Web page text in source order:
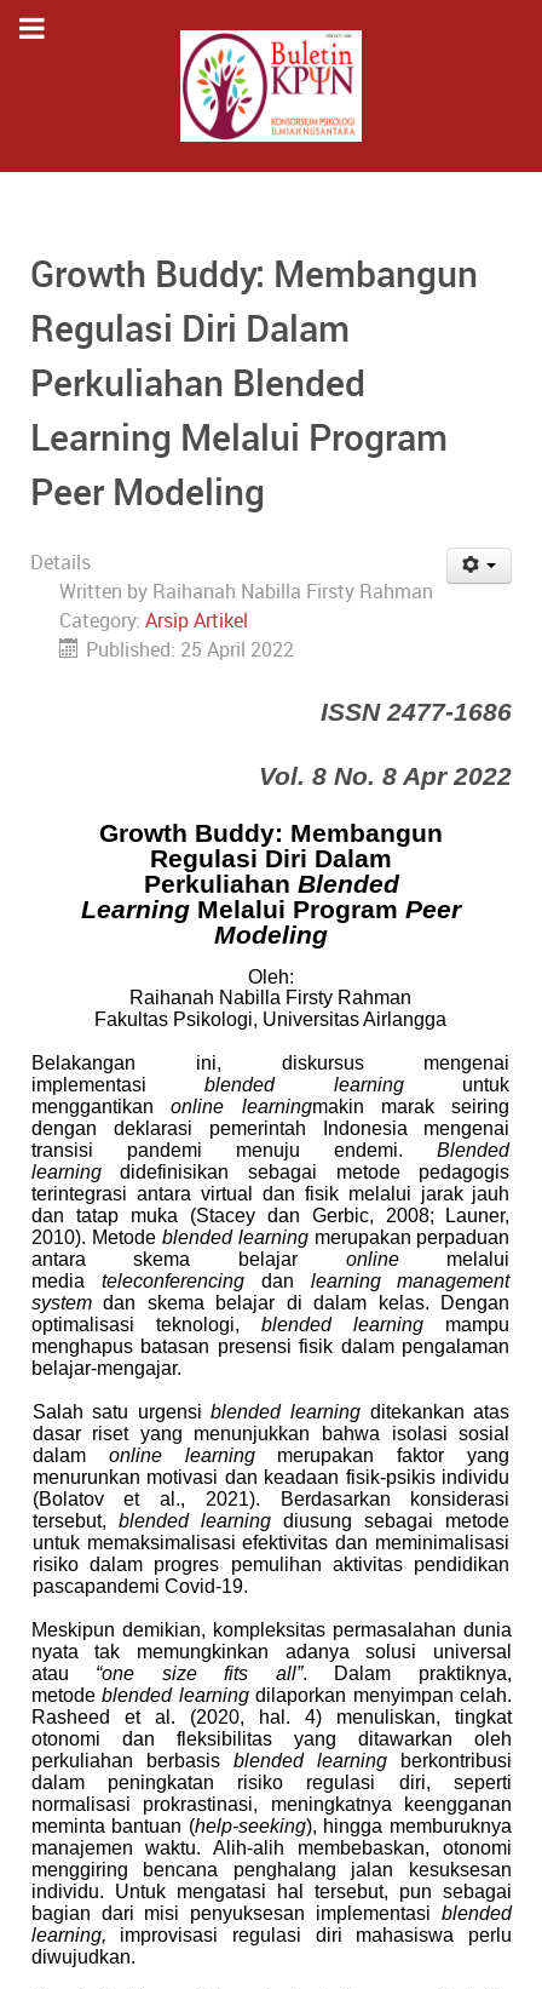
Growth Buddy: Membangun
Regulasi Diri Dalam
Perkuliahan Blended
Learning Melalui Program
Peer Modeling
Details
Written by Raihanah Nabilla Firsty Rahman
Category: Arsip Artikel
Published: 25 April 2022
ISSN 2477-1686
Vol. 8 No. 8 Apr 2022
Growth Buddy: Membangun
Regulasi Diri Dalam
Perkuliahan Blended
Learning Melalui ProgramPeer
Modeling
Oleh:
Raihanah Nabilla Firsty Rahman
Fakultas Psikologi, Universitas Airlangga
Belakangan ini, diskursus mengenai
implementasiblended learning untuk
menggantikanonline learningmakin marak seiring
dengan deklarasi pemerintah Indonesia mengenai
transisi pandemi menuju endemi.Blended
learningdidefinisikan sebagai metode pedagogis
terintegrasi antara virtual dan fisik melalui jarak jauh
dan tatap muka (Stacey dan Gerbic, 2008; Launer,
2010). Metode blended learning merupakan perpaduan
antara skema belajar online melalui
media teleconferencing dan learning management
systemdan skema belajar di dalam kelas. Dengan
optimalisasi teknologi,blended learning mampu
menghapus batasan presensi fisik dalam pengalaman
belajar-mengajar.
Salah satu urgensiblended learning ditekankan atas
dasar riset yang menunjukkan bahwa isolasi sosial
dalam online learning merupakan faktor yang
menurunkan motivasi dan keadaan fisik-psikis individu
(Bolatov et al., 2021). Berdasarkan konsiderasi
tersebut, blended learningdiusung sebagai metode
untuk memaksimalisasi efektivitas dan meminimalisasi
risiko dalam progres pemulihan aktivitas pendidikan
pascapandemi Covid-19.
Meskipun demikian, kompleksitas permasalahan dunia
nyata tak memungkinkan adanya solusi universal
atau “one size fits all”. Dalam praktiknya,
metodeblended learningdilaporkan menyimpan celah.
Rasheed et al. (2020, hal. 4) menuliskan, tingkat
otonomi dan fleksibilitas yang ditawarkan oleh
perkuliahan berbasis blended learning
berkontribusi
dalam peningkatan risiko regulasi diri, seperti
normalisasi prokrastinasi, meningkatnya keengganan
meminta bantuan (help-seeking), hingga memburuknya
manajemen waktu. Alih-alih membebaskan, otonomi
menggiring bencana penghalang jalan kesuksesan
individu. Untuk mengatasi hal tersebut, pun sebagai
bagian dari misi penyuksesan implementasi blended
learning, improvisasi regulasi diri mahasiswa perlu
diwujudkan.